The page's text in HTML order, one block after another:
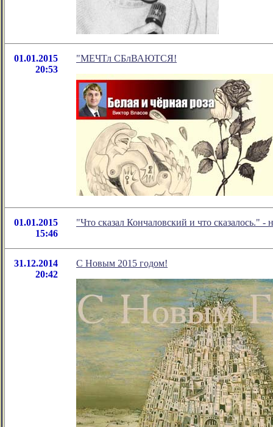
01.01.2015
20:53
"МЕЧТл СБлВАЮТСЯ!
01.01.2015
15:46
"Что сказал Кончаловский и что сказалось."
31.12.2014
20:42
С Новым 2015 годом!